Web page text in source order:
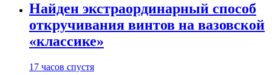
Найден экстраординарный способ
откручивания винтов на вазовской
«классике»
17 часов спустя